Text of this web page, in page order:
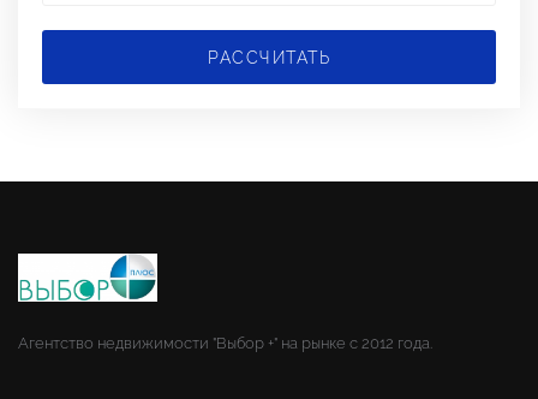
РАССЧИТАТЬ
Агентство недвижимости "Выбор +" на рынке с 2012 года.